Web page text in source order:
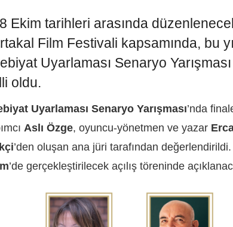
Ekim tarihleri arasında
Film Festivali kapsamında, bu
Uyarlaması Senaryo Yarışması
oldu.
Uyarlaması Senaryo Yarışması’nda
Aslı Özge, oyuncu-yönetmen ve yazar
’den oluşan ana jüri tarafından
’de gerçekleştirilecek açılış töreninde